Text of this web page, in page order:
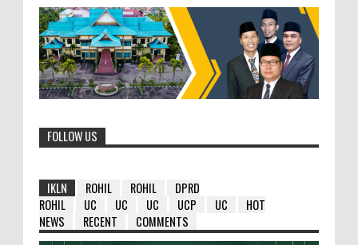
FOLLOW US
IKLN ROHIL ROHIL
DPRD
ROHIL
UC UC UC UCP UC
HOT
NEWS
RECENT COMMENTS